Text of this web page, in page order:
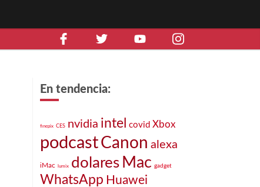
En tendencia:
finepix CES nvidia intel covid Xbox
podcastCanon alexa
iMac lumix dolares Mac gadget
WhatsApp Huawei